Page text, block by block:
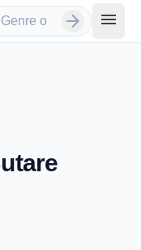
arrow_forward menu